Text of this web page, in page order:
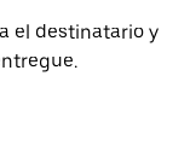
el destinatario y